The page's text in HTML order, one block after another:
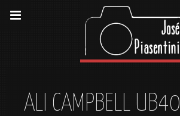
ALI CAMPBELL UB40